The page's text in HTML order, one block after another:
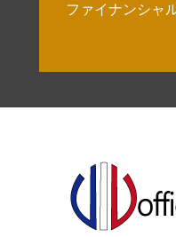
ファイナンシャ